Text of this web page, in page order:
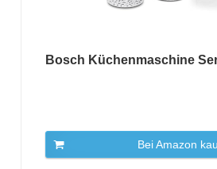
Bosch Küchenmaschine
Bei Amazon